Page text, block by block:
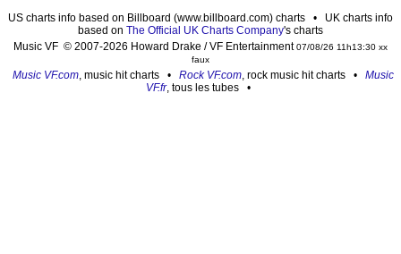
US charts info based on Billboard (www.billboard.com) charts • UK charts info
based on The Official UK Charts Company's charts
Music VF © 2007-2026 Howard Drake / VF Entertainment07/08/26 11h13:30 xx
faux
Music VF.com , music hit charts • Rock VF.com , rock music hit charts • Music
VF.fr, tous les tubes •